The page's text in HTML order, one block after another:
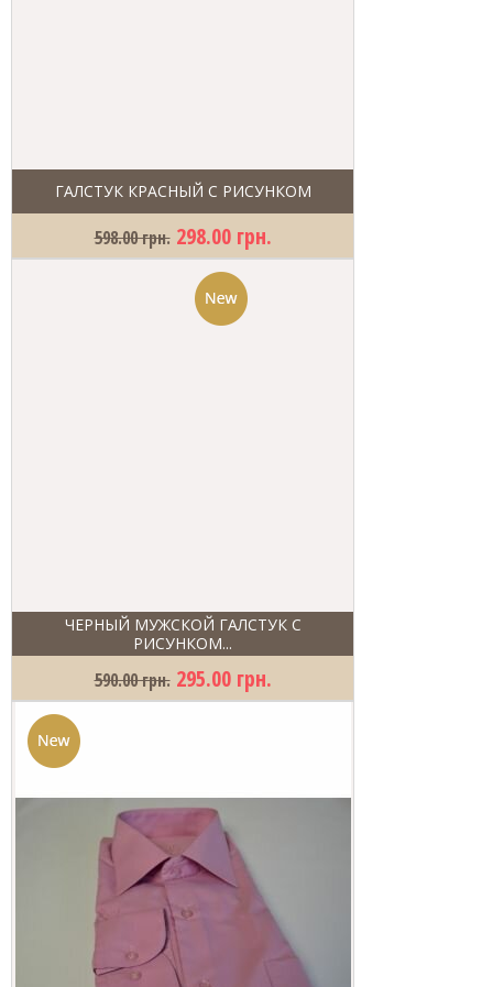
ГАЛСТУК КРАСНЫЙ С РИСУНКОМ
598.00 грн. 298.00 грн.
ЧЕРНЫЙ МУЖСКОЙ ГАЛСТУК С
РИСУНКОМ...
590.00 грн. 295.00 грн.